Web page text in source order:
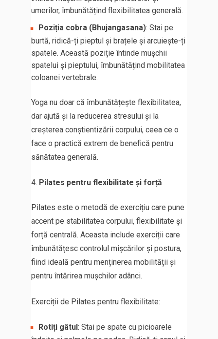
umerilor, îmbunătățind flexibilitatea generală.
Poziția cobra (Bhujangasana): Stai pe
burtă, ridică-ți pieptul și brațele și arcuiește-ți
spatele. Această poziție întinde mușchii
spatelui și pieptului, îmbunătățind mobilitatea
coloanei vertebrale.
Yoga nu doar că îmbunătățește flexibilitatea,
dar ajută și la reducerea stresului și la
creșterea conștientizării corpului, ceea ce o
face o practică extrem de benefică pentru
sănătatea generală.
Pilates pentru flexibilitate și forță
Pilates este o metodă de exercițiu care pune
accent pe stabilitatea corpului, flexibilitate și
forță centrală. Aceasta include exerciții care
îmbunătățesc controlul mișcărilor și postura,
fiind ideală pentru menținerea mobilității și
pentru întărirea mușchilor adânci.
Exerciții de Pilates pentru flexibilitate:
Rotiți gâtul: Stai pe spate cu picioarele